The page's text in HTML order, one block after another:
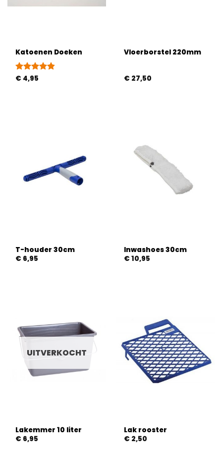
Katoenen Doeken
Gewaardeerd
€ 4,95
Vloerborstel 220mm
€ 27,50
T-houder 30cm
€ 6,95
Inwashoes 30cm
€ 10,95
UITVERKOCHT
Lakemmer 10 liter
€ 6,95
Lak rooster
€ 2,50